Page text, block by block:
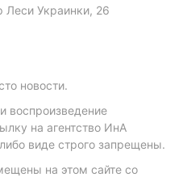
Леси Украинки, 26
новости.
воспроизведение
на агентство ИнА
виде строго запрещены.
на этом сайте со